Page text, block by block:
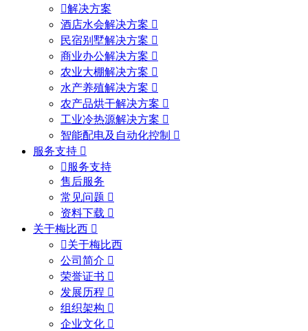
解决方案
酒店水会解决方案
民宿别墅解决方案
商业办公解决方案
农业大棚解决方案
水产养殖解决方案
农产品烘干解决方案
工业冷热源解决方案
智能配电及自动化控制
服务支持
服务支持
售后服务
常见问题
资料下载
关于梅比西
关于梅比西
公司简介
荣誉证书
发展历程
组织架构
企业文化